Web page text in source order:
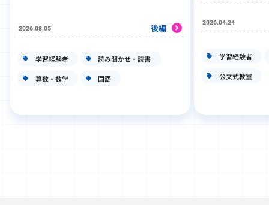
2026.08.05 後編
学習経験者 読み聞かせ・読書
算数・数学 国語
2026.04.24
学習経験者
公文式教室